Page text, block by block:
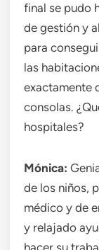
final se pudo
de gestión y
para
las
exactamente
consolas.
hospitales?
Mónica:
de los niños,
médico y de
y relajado
hacer su